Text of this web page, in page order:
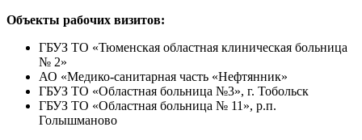
Объекты рабочих визитов:
ГБУЗ ТО «Тюменская областная клиническая больница
№ 2»
АО «Медико-санитарная часть «Нефтянник»
ГБУЗ ТО «Областная больница №3», г. Тобольск
ГБУЗ ТО «Областная больница № 11», р.п.
Голышманово